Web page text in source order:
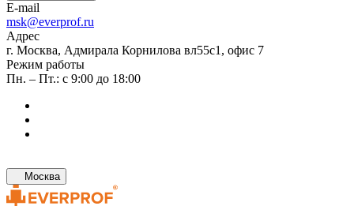
E-mail
msk@everprof.ru
Адрес
г. Москва, Адмирала Корнилова вл55с1, офис 7
Режим работы
Пн. – Пт.: с 9:00 до 18:00
Москва